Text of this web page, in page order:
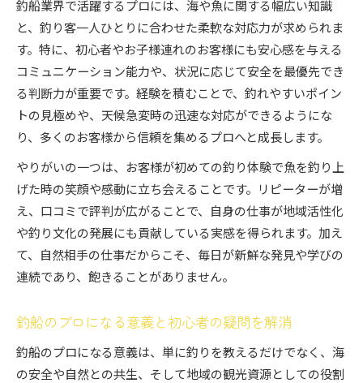
釣船船長が釣りを禁止される理由と現状
釣船プロが知るべき船長の法的ルールとは
釣船業界における法改正とプロの対応策
釣船船長の業務上の制限と注意点を解説
釣船で失敗しないキャリア設計術
釣船業界で失敗しないキャリア設計のコツ
釣船プロが伝える長く続く仕事の選び方
釣船で安定したキャリアを築くための戦略
釣船プロの視点で考える将来設計のポイント
釣船業界で後悔しないキャリア形成の秘訣
釣船業界で活躍するプロには、海や魚に関する幅広い知識
と、釣り客一人ひとりに合わせた柔軟な対応力が求められま
す。特に、初心者やお子様連れのお客様にも安心感を与える
コミュニケーション能力や、状況に応じて安全を最優先でき
る判断力が重要です。経験を積むことで、釣れやすいポイン
トの見極めや、天候急変時の迅速な対応ができるようにな
り、多くのお客様から信頼を集めるプロへと成長します。
やりがいの一つは、お客様が初めての釣り体験で魚を釣り上
げた時の笑顔や感動に立ち会えることです。リピーターが増
え、口コミで評判が広がることで、自身の仕事が地域活性化
や釣り文化の発展にも貢献している実感を得られます。加え
て、自然相手の仕事だからこそ、毎日が新鮮な発見や学びの
連続であり、飽きることがありません。
釣船のプロになる意義と初心者の疑問を解消
釣船のプロになる意義は、単に釣りを教えるだけでなく、海
の安全や自然との共生、そして地域の観光資源としての役割